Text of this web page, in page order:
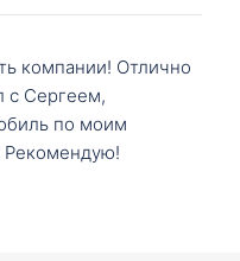
компании! Отлично
с Сергеем,
по моим
Рекомендую!